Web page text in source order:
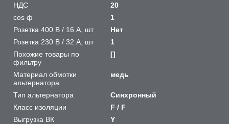
НДС
20
cos ф
1
Розетка 400 В / 16 А, шт
Нет
Розетка 230 В / 32 А, шт
1
Похожие товары по
фильтру
[]
Материал обмотки
альтернатора
медь
Тип альтернатора
Синхронный
Класс изоляции
F / F
Выгрузка ВК
Y